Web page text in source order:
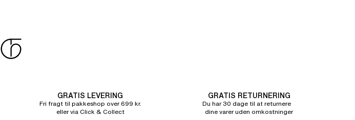
GRATIS LEVERING
Fri fragt til pakkeshop over 699 kr.
eller via Click & Collect
GRATIS RETURNERING
Du har 30 dage til at returnere
dine varer uden omkostninger